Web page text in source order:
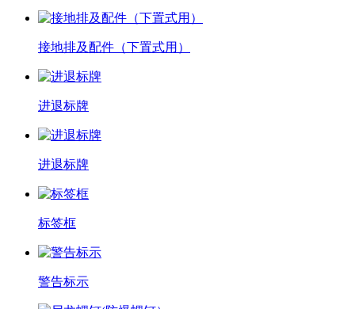
接地排及配件（下置式用）
进退标牌
进退标牌
标签框
警告标示